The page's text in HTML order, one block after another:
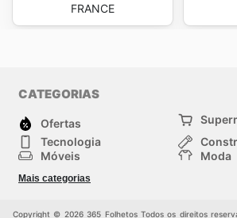
FRANCE
CATEGORIAS
Ofertas
Tecnologia
Móveis
Moda
Crianças
Mais categorias
Copyright © 2026 365 Folhetos Todos os direitos